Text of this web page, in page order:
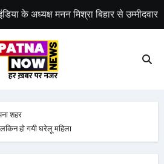
राजद का बंद को समर्थन
शहर
हो गयी घरेलू महिला